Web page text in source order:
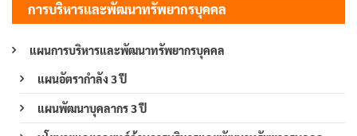
การบริหารและพัฒนาทรัพยากรบุคคล
แผนการบริหารและพัฒนาทรัพยากรบุคคล
แผนอัตรากำลัง 3 ปี
แผนพัฒนาบุคลากร 3 ปี